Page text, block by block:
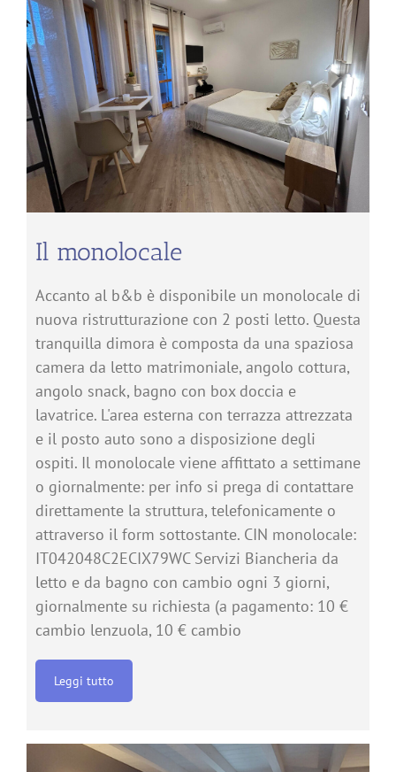
Il monolocale
Accanto al b&b è disponibile un monolocale di
nuova ristrutturazione con 2 posti letto. Questa
tranquilla dimora è composta da una spaziosa
camera da letto matrimoniale, angolo cottura,
angolo snack, bagno con box doccia e
lavatrice. L'area esterna con terrazza attrezzata
e il posto auto sono a disposizione degli
ospiti. Il monolocale viene affittato a settimane
o giornalmente: per info si prega di contattare
direttamente la struttura, telefonicamente o
attraverso il form sottostante. CIN monolocale:
IT042048C2ECIX79WC Servizi Biancheria da
letto e da bagno con cambio ogni 3 giorni,
giornalmente su richiesta (a pagamento: 10 €
cambio lenzuola, 10 € cambio
Leggi tutto